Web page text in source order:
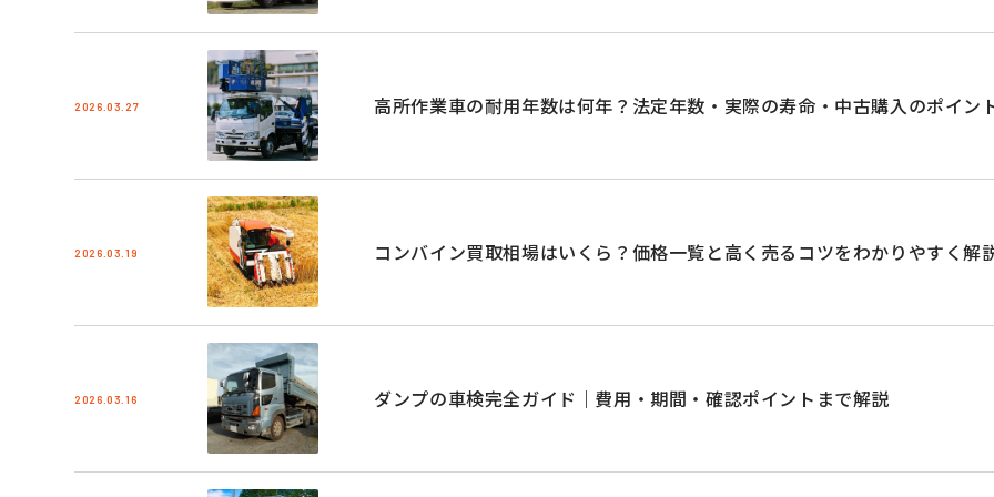
2026.03.27 高所作業車の耐用年数は何年？法定年数・実際の寿命・中古購入のポイン
2026.03.19 コンバイン買取相場はいくら？価格一覧と高く売るコツをわかりやすく解
2026.03.16 ダンプの車検完全ガイド｜費用・期間・確認ポイントまで解説